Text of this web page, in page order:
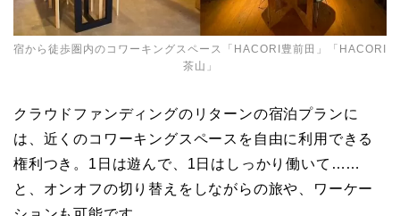
宿から徒歩圏内のコワーキングスペース「HACORI豊前田」「HACORI
茶山」
クラウドファンディングのリターンの宿泊プランに
は、近くのコワーキングスペースを自由に利用できる
権利つき。1日は遊んで、1日はしっかり働いて……
と、オンオフの切り替えをしながらの旅や、ワーケー